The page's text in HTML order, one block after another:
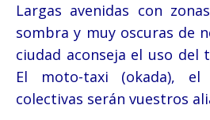
Largas avenidas con
sombra y muy oscuras de
ciudad aconseja el uso del
El moto-taxi (okada), el
colectivas serán vuestros